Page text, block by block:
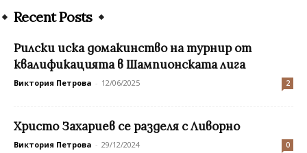
Recent Posts
Рилски иска домакинство на турнир от
квалификацията в Шампионската лига
Виктория Петрова - 12/06/2025 2
Христо Захариев се разделя с Ливорно
Виктория Петрова - 29/12/2024 0